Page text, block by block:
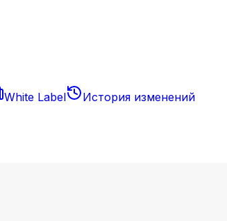
White Label
История изменений